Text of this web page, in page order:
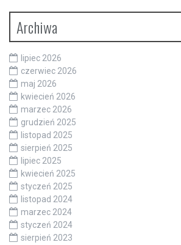
Archiwa
lipiec 2026
czerwiec 2026
maj 2026
kwiecień 2026
marzec 2026
grudzień 2025
listopad 2025
sierpień 2025
lipiec 2025
kwiecień 2025
styczeń 2025
listopad 2024
marzec 2024
styczeń 2024
sierpień 2023